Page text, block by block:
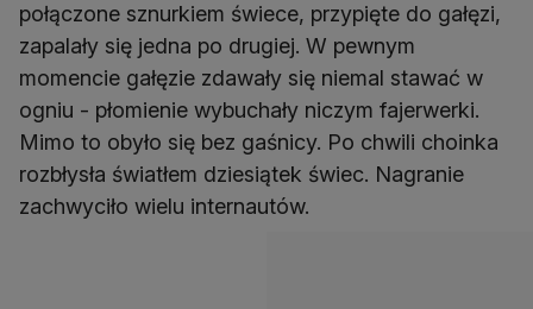
połączone sznurkiem świece, przypięte do gałęzi,
zapalały się jedna po drugiej. W pewnym
momencie gałęzie zdawały się niemal stawać w
ogniu - płomienie wybuchały niczym fajerwerki.
Mimo to obyło się bez gaśnicy. Po chwili choinka
rozbłysła światłem dziesiątek świec. Nagranie
zachwyciło wielu internautów.